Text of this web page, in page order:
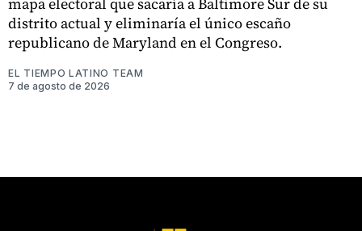
distrito actual y eliminaría el único escaño
republicano de Maryland en el Congreso.
EL TIEMPO LATINO TEAM
7 de agosto de 2026